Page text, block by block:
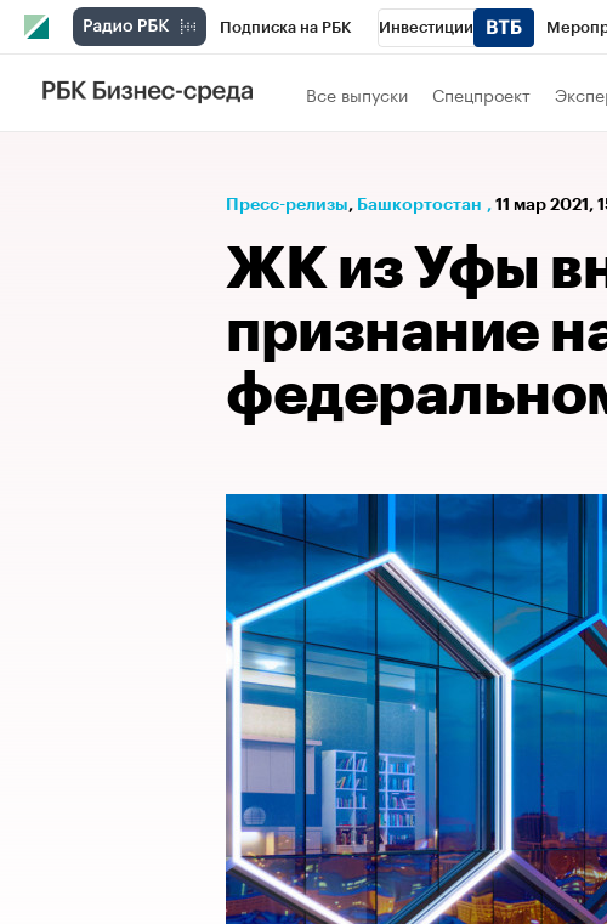
Подписка на РБК Инвестиции
РБК Вино
Проверка контрагентов Политика
Все выпуски Спецпроект
Пресс-релизы⁠, Башкортостан , 11 мар 2021,
ЖК из Уфы
признание